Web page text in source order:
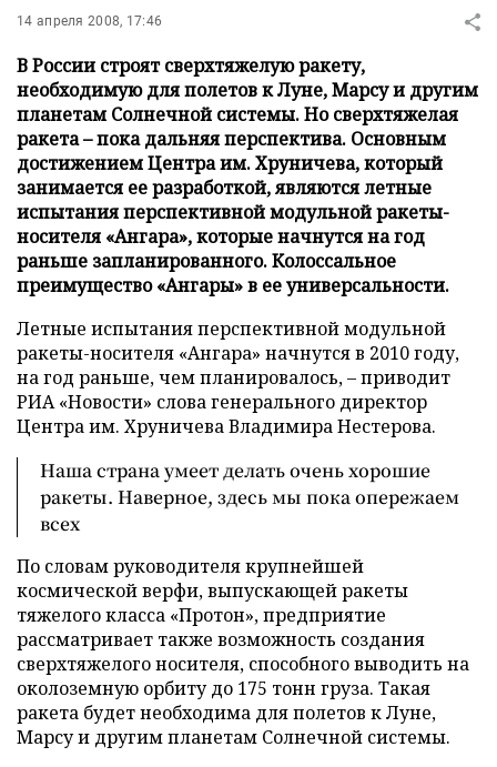
14 апреля 2008, 17:46
В России строят сверхтяжелую ракету,
необходимую для полетов к Луне, Марсу и другим
планетам Солнечной системы. Но сверхтяжелая
ракета – пока дальняя перспектива. Основным
достижением Центра им. Хруничева, который
занимается ее разработкой, являются летные
испытания перспективной модульной ракеты-
носителя «Ангара», которые начнутся на год
раньше запланированного. Колоссальное
преимущество «Ангары» в ее универсальности.
Летные испытания перспективной модульной
ракеты-носителя «Ангара» начнутся в 2010 году,
на год раньше, чем планировалось, – приводит
РИА «Новости» слова генерального директор
Центра им. Хруничева Владимира Нестерова.
Наша страна умеет делать очень хорошие
ракеты. Наверное, здесь мы пока опережаем
всех
По словам руководителя крупнейшей
космической верфи, выпускающей ракеты
тяжелого класса «Протон», предприятие
рассматривает также возможность создания
сверхтяжелого носителя, способного выводить на
околоземную орбиту до 175 тонн груза. Такая
ракета будет необходима для полетов к Луне,
Марсу и другим планетам Солнечной системы.